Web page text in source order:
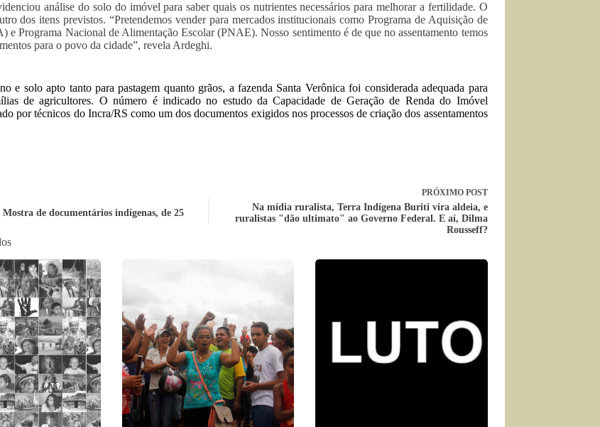
análise do solo do imóvel para saber quais os nutrientes necessários para melhorar a fertilidade. O
dos itens previstos. “Pretendemos vender para mercados institucionais como Programa de Aquisição de
e Programa Nacional de Alimentação Escolar (PNAE). Nosso sentimento é de que no assentamento temos
para o povo da cidade”, revela Ardeghi.
e solo apto tanto para pastagem quanto grãos, a fazenda Santa Verônica foi considerada adequada para
de agricultores. O número é indicado no estudo da Capacidade de Geração de Renda do Imóvel
por técnicos do Incra/RS como um dos documentos exigidos nos processos de criação dos assentamentos
de documentários indígenas, de 25
PRÓXIMO POST
Na mídia ruralista, Terra Indígena Buriti vira aldeia, e
ruralistas "dão ultimato" ao Governo Federal. E aí, Dilma
Rousseff?